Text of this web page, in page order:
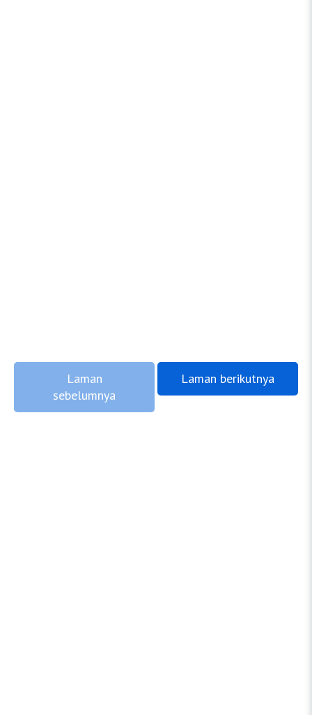
Laman
sebelumnya
Laman berikutnya